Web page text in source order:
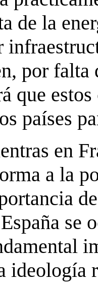
de la
por falta
que
países
en
a la
se
ideología